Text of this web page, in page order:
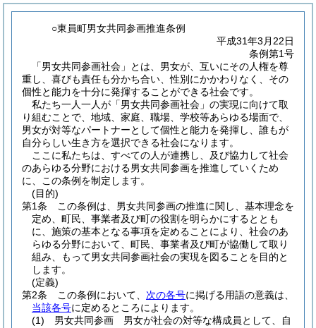
○東員町男女共同参画推進条例
平成31年3月22日
条例第1号
「男女共同参画社会」とは、男女が、互いにその人権を尊
重し、喜びも責任も分かち合い、性別にかかわりなく、その
個性と能力を十分に発揮することができる社会です。
私たち一人一人が「男女共同参画社会」の実現に向けて取
り組むことで、地域、家庭、職場、学校等あらゆる場面で、
男女が対等なパートナーとして個性と能力を発揮し、誰もが
自分らしい生き方を選択できる社会になります。
ここに私たちは、すべての人が連携し、及び協力して社会
のあらゆる分野における男女共同参画を推進していくため
に、この条例を制定します。
(目的)
第1条
この条例は、男女共同参画の推進に関し、基本理念を
定め、町民、事業者及び町の役割を明らかにするととも
に、施策の基本となる事項を定めることにより、社会のあ
らゆる分野において、町民、事業者及び町が協働して取り
組み、もって男女共同参画社会の実現を図ることを目的と
します。
(定義)
第2条
この条例において、 次の各号に掲げる用語の意義は、
当該各号に定めるところによります。
(1)
男女共同参画 男女が社会の対等な構成員として、自